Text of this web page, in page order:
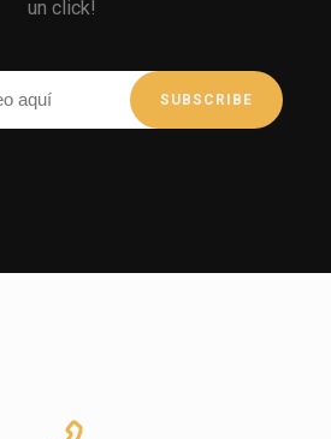
un click!